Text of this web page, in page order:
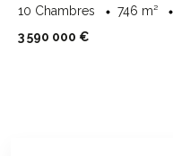
10 Chambres
746 m²
3 590 000 €